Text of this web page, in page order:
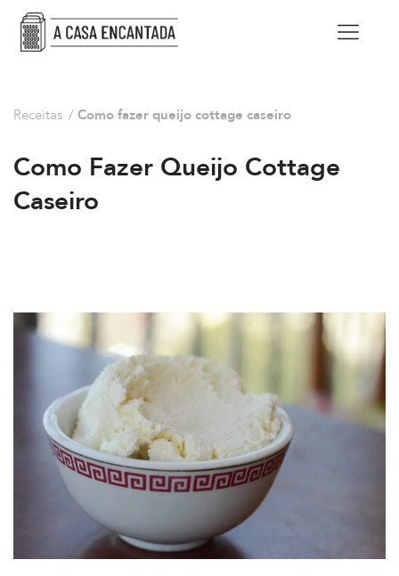
Receitas / Como fazer queijo cottage caseiro
Como Fazer Queijo Cottage
Caseiro